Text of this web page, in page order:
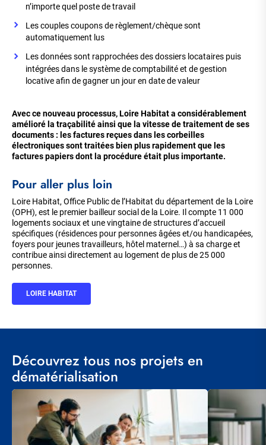
n’importe quel poste de travail
Les couples coupons de règlement/chèque sont
automatiquement lus
Les données sont rapprochées des dossiers locataires puis
intégrées dans le système de comptabilité et de gestion
locative afin de gagner un jour en date de valeur
Avec ce nouveau processus, Loire Habitat a considérablement
amélioré la traçabilité ainsi que la vitesse de traitement de ses
documents : les factures reçues dans les corbeilles
électroniques sont traitées bien plus rapidement que les
factures papiers dont la procédure était plus importante.
Pour aller plus loin
Loire Habitat, Office Public de l’Habitat du département de la Loire
(OPH), est le premier bailleur social de la Loire. Il compte 11 000
logements sociaux et une vingtaine de structures d’accueil
spécifiques (résidences pour personnes âgées et/ou handicapées,
foyers pour jeunes travailleurs, hôtel maternel…) à sa charge et
contribue ainsi directement au logement de plus de 25 000
personnes.
LOIRE HABITAT
Découvrez tous nos projets en
dématérialisation
Visuel
principal
Visuel
principal